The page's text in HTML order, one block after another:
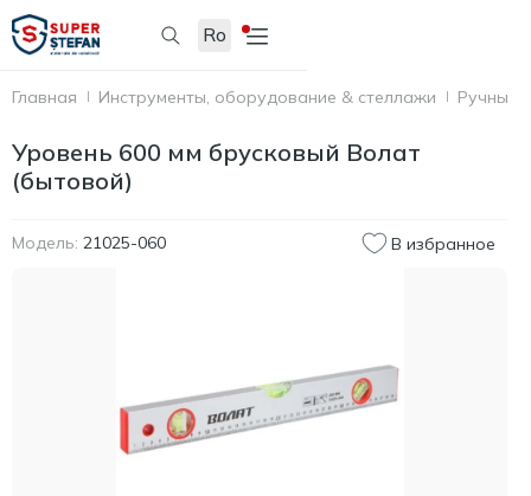
Ro
Главная Инструменты, оборудование & стеллажи Ручные
Уровень 600 мм брусковый Волат
(бытовой)
Модель: 21025-060 В избранное